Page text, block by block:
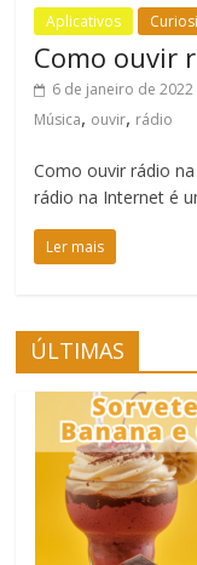
Aplicativos
Como ouvir
6 de janeiro de 2022
Música, ouvir, rádio
Como ouvir rádio
rádio na Internet é
Ler mais
ÚLTIMAS